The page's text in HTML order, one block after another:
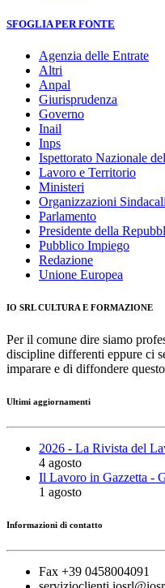
SFOGLIA PER FONTE
Agenzia delle Entrate
Altri
Anpal
Giurisprudenza
Governo
Inail
Inps
Ispettorato Nazionale
Lavoro e Territorio
Ministeri
Organizzazioni Sindacali
Parlamento
Presidente della
Pubblico Impiego
Redazione
Unione Europea
IO SRL CULTURA E FORMAZIONE
Per il comune dire siamo
discipline differenti eppure ci
imparare e di diffondere
Ultimi aggiornamenti
2026 - La Rivista del
4 agosto
Il Lavoro in Gazzetta -
1 agosto
Informazioni di contatto
Fax +39 0458004091